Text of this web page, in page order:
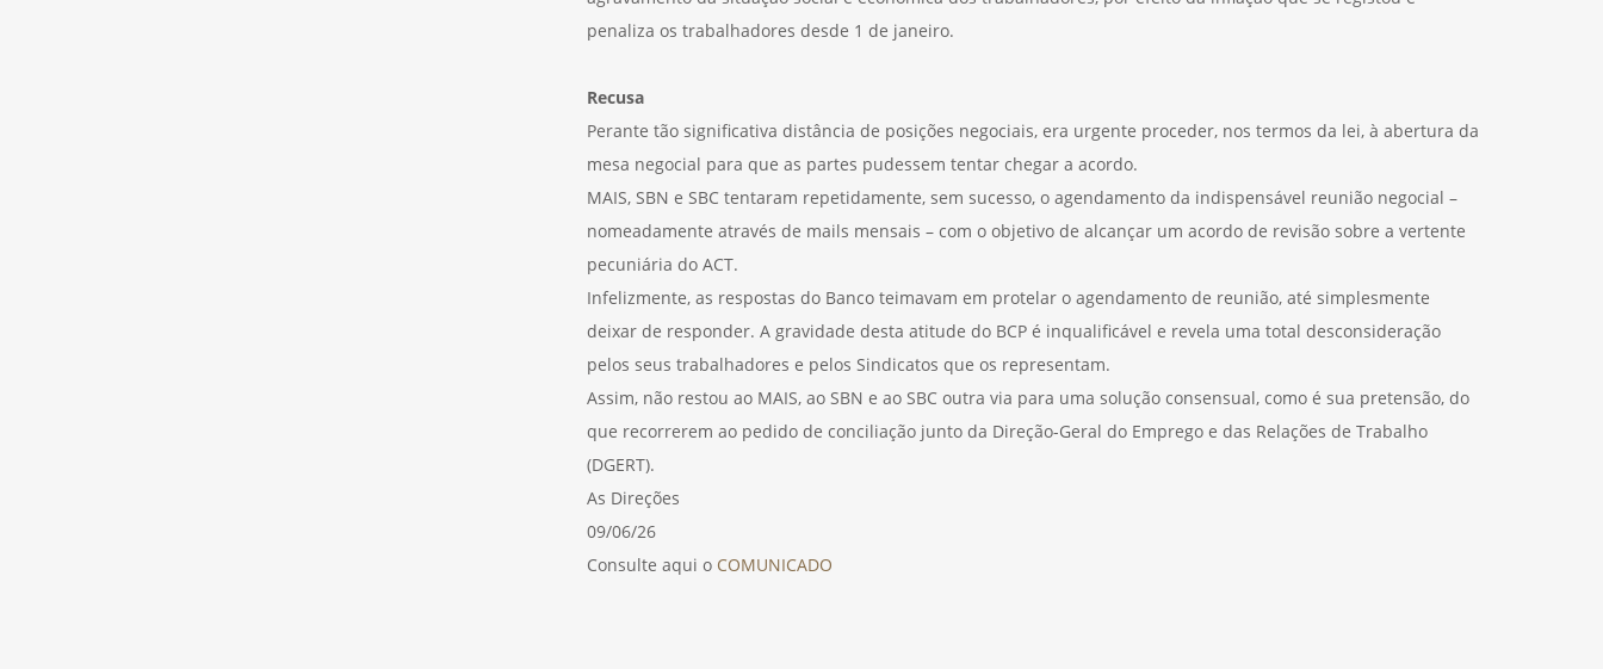
penaliza os trabalhadores desde 1 de janeiro.
Recusa
Perante tão significativa distância de posições negociais, era urgente proceder, nos termos da lei, à abertura da
mesa negocial para que as partes pudessem tentar chegar a acordo.
MAIS, SBN e SBC tentaram repetidamente, sem sucesso, o agendamento da indispensável reunião negocial –
nomeadamente através de mails mensais – com o objetivo de alcançar um acordo de revisão sobre a vertente
pecuniária do ACT.
Infelizmente, as respostas do Banco teimavam em protelar o agendamento de reunião, até simplesmente
deixar de responder. A gravidade desta atitude do BCP é inqualificável e revela uma total desconsideração
pelos seus trabalhadores e pelos Sindicatos que os representam.
Assim, não restou ao MAIS, ao SBN e ao SBC outra via para uma solução consensual, como é sua pretensão, do
que recorrerem ao pedido de conciliação junto da Direção-Geral do Emprego e das Relações de Trabalho
(DGERT).
As Direções
09/06/26
Consulte aqui o COMUNICADO